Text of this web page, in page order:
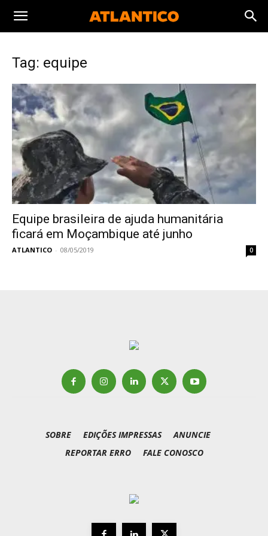
Tag: equipe
Equipe brasileira de ajuda humanitária
ficará em Moçambique até junho
ATLANTICO - 08/05/2019 0
SOBRE EDIÇÕES IMPRESSAS
ANUNCIE
REPORTAR ERRO
FALE CONOSCO